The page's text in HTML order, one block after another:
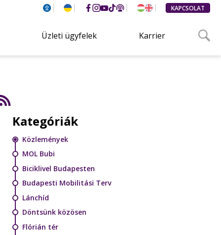
KAPCSOLAT
Üzleti ügyfelek Karrier
Kategóriák
Közlemények
MOL Bubi
Biciklivel Budapesten
Budapesti Mobilitási Terv
Lánchíd
Döntsünk közösen
Flórián tér